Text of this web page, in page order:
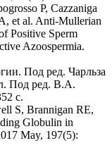
P, Cazzaniga
et al. Anti-Mullerian
Positive Sperm
Azoospermia.
Под ред. Чарльза
Под ред. В.А.
с.
S, Brannigan RE,
Globulin in
May, 197(5):